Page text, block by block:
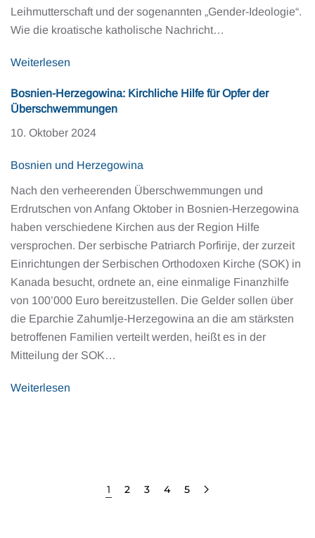
Leihmutterschaft und der sogenannten „Gender-Ideologie“.
Wie die kroatische katholische Nachricht…
Weiterlesen
Bosnien-Herzegowina: Kirchliche Hilfe für Opfer der
Überschwemmungen
10. Oktober 2024
Bosnien und Herzegowina
Nach den verheerenden Überschwemmungen und
Erdrutschen von Anfang Oktober in Bosnien-Herzegowina
haben verschiedene Kirchen aus der Region Hilfe
versprochen. Der serbische Patriarch Porfirije, der zurzeit
Einrichtungen der Serbischen Orthodoxen Kirche (SOK) in
Kanada besucht, ordnete an, eine einmalige Finanzhilfe
von 100’000 Euro bereitzustellen. Die Gelder sollen über
die Eparchie Zahumlje-Herzegowina an die am stärksten
betroffenen Familien verteilt werden, heißt es in der
Mitteilung der SOK…
Weiterlesen
1 2 3 4 5